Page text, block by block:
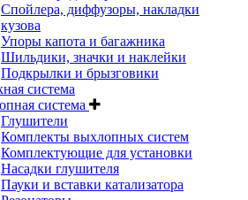
Спойлера, диффузоры, накладки
кузова
Упоры капота и багажника
Шильдики, значки и наклейки
Подкрылки и брызговики
система
система
Глушители
Комплекты выхлопных систем
Комплектующие для установки
Насадки глушителя
Пауки и вставки катализатора